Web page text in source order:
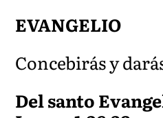
EVANGELIO
Concebirás y
Del santo